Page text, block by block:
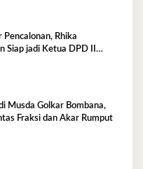
Pencalonan, Rhika
Siap jadi Ketua DPD II
Musda Golkar Bombana,
Fraksi dan Akar Rumput